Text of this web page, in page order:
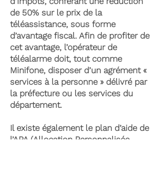
de 50% sur le prix de la
téléassistance, sous forme
d’avantage fiscal. Afin de profiter de
cet avantage, l’opérateur de
téléalarme doit, tout comme
Minifone, disposer d’un agrément «
services à la personne » délivré par
la préfecture ou les services du
département.
Il existe également le plan d’aide de
l’APA (Allocation Personnalisée